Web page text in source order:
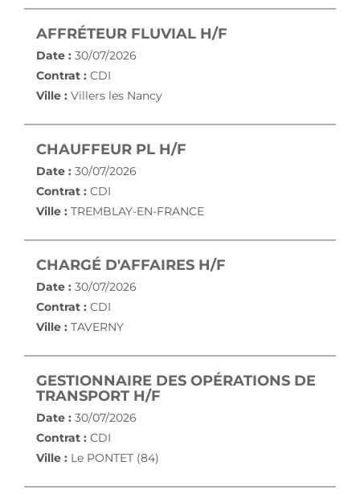
AFFRÉTEUR FLUVIAL H/F
Date : 30/07/2026
Contrat : CDI
Ville : Villers les Nancy
CHAUFFEUR PL H/F
Date : 30/07/2026
Contrat : CDI
Ville : TREMBLAY-EN-FRANCE
CHARGÉ D'AFFAIRES H/F
Date : 30/07/2026
Contrat : CDI
Ville : TAVERNY
GESTIONNAIRE DES OPÉRATIONS DE
TRANSPORT H/F
Date : 30/07/2026
Contrat : CDI
Ville : Le PONTET (84)